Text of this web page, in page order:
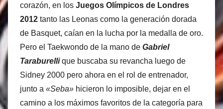
e
z
corazón, en los Juegos Olímpicos de Londres
2012 tanto las Leonas como la generación dorada
de Basquet, caían en la lucha por la medalla de oro.
Pero el Taekwondo de la mano de Gabriel
Taraburelli que buscaba su revancha luego de
Sidney 2000 pero ahora en el rol de entrenador,
junto a «Seba» hicieron lo imposible, dejar en el
camino a los máximos favoritos de la categoría para